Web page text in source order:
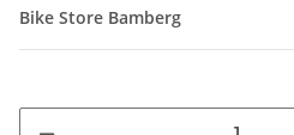
Bike Store Bamberg